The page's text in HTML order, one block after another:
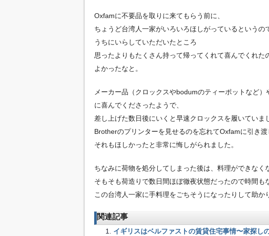
Oxfamに不要品を取りに来てもらう前に、
ちょうど台湾人一家がいろいろほしがっているというの
うちにいらしていただいたところ
思ったよりもたくさん持って帰ってくれて喜んでくれた
よかったなと。
メーカー品（クロックスやbodumのティーポットなど
に喜んでくださったようで、
差し上げた数日後にいくと早速クロックスを履いていま
Brotherのプリンターを見せるのを忘れてOxfamに引き
それもほしかったと非常に悔しがられました。
ちなみに荷物を処分してしまった後は、料理ができなく
そもそも荷造りで数日間ほぼ徹夜状態だったので時間も
この台湾人一家に手料理をごちそうになったりして助か
関連記事
イギリスはベルファストの賃貸住宅事情〜家探し